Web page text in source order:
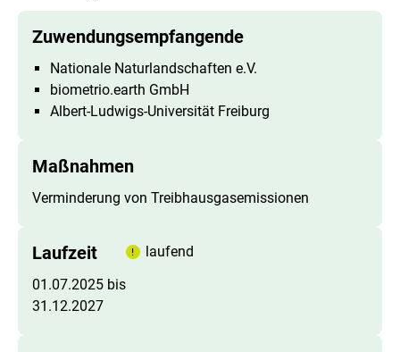
Zuwendungsempfangende
Nationale Naturlandschaften e.V.
biometrio.earth GmbH
Albert-Ludwigs-Universität Freiburg
Maßnahmen
Verminderung von Treibhausgasemissionen
Laufzeit
laufend
01.07.2025 bis
31.12.2027